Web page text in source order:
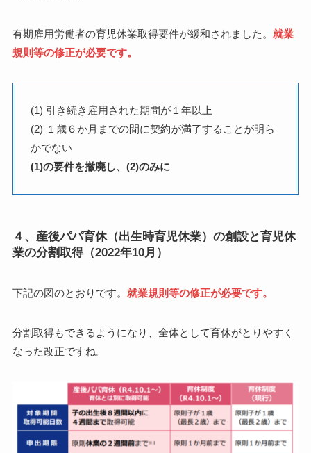
有期雇用労働者の育児休業取得要件が緩和されました。 就業
規則等の修正が必要です。
(1) 引き続き雇用された期間が１年以上
(2) １歳６か月までの間に契約が満了することが明ら
かでない
(1)の要件を撤廃し、(2)のみに
４、産後パパ育休（出生時育児休業）の創設と育児休
業の分割取得（2022年10月）
下記の図のとおりです。 就業規則等の修正が必要です。
分割取得もできるようになり、全体として育休がとりやすく
なった改正ですね。